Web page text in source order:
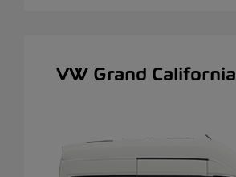
VW Grand California